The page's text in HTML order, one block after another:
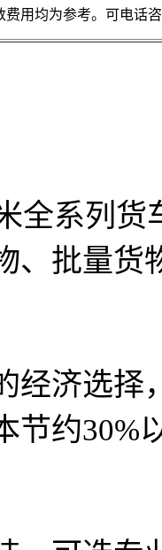
用均为参考。可电话
全系列
、批量货
经济选择
节约30%